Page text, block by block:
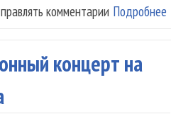
Подробнее
комментарии
концерт на